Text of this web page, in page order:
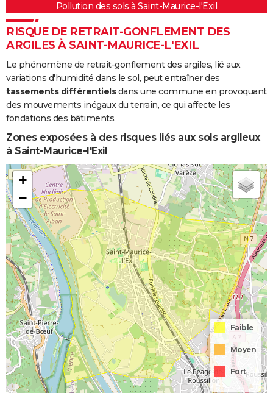
Pollution des sols à Saint-Maurice-l'Exil
RISQUE DE RETRAIT-GONFLEMENT DES
ARGILES À SAINT-MAURICE-L'EXIL
Le phénomène de retrait-gonflement des argiles, lié aux
variations d'humidité dans le sol, peut entraîner des
tassements différentielsdans une commune en provoquant
des mouvements inégaux du terrain, ce qui affecte les
fondations des bâtiments.
Zones exposées à des risques liés aux sols argileux
à Saint-Maurice-l'Exil
+
−
Faible
Moyen
Fort